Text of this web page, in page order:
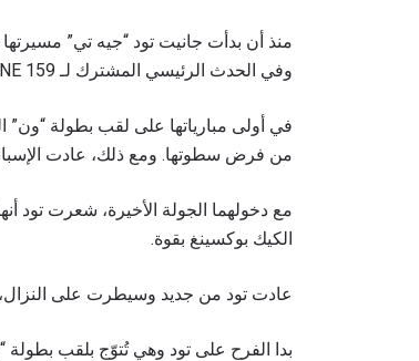
منذ أن بدأت جانيت تود “جيه تي”
وفي الحدث الرئيسي المشترك لـ ONE 159 حصلت عليه أخيرًا، مما جعلها بطلة العالم في رياضتين.
في أولى مبارياتها على لقب بطولة “ون”
من فرض سطوتها. ومع ذلك، عادت
مع دخولهما الجولة الأخيرة، شعرت تود
الكيك بوكسينغ بقوة.
عادت تود من جديد وسيطرت على النزال،
بدا الفرح على تود وهي تُتوّج بلقب